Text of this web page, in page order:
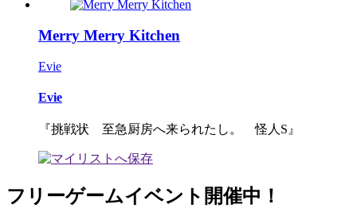
Merry Merry Kitchen
Evie
Evie
『挑戦状 至急厨房へ来られたし。 怪人S』
フリーゲームイベント開催中！